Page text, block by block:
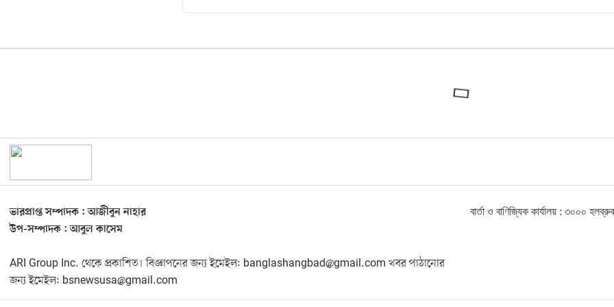
ভারপ্রাপ্ত সম্পাদক : আজীবুন নাহার
উপ-সম্পাদক : আবুল কাসেম
ARI Group Inc. থেকে প্রকাশিত। বিজ্ঞাপনের জন্য ইমেইল: banglashangbad@gmail.com খবর পাঠানোর
জন্য ইমেইল: bsnewsusa@gmail.com
বার্তা ও বাণিজ্যিক কার্যালয় : ৩০০০